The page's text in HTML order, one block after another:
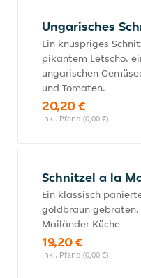
Ungarisches
Ein knuspriges
pikantem Letscho,
ungarischen
und Tomaten.
20,20 €
inkl. Pfand (0,00 €)
Schnitzel a la
Ein klassisch
goldbraun
Mailänder Küche
19,20 €
inkl. Pfand (0,00 €)